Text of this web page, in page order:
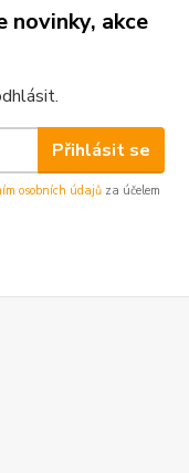
novinky, akce
Přihlásit se
osobních údajů za účelem